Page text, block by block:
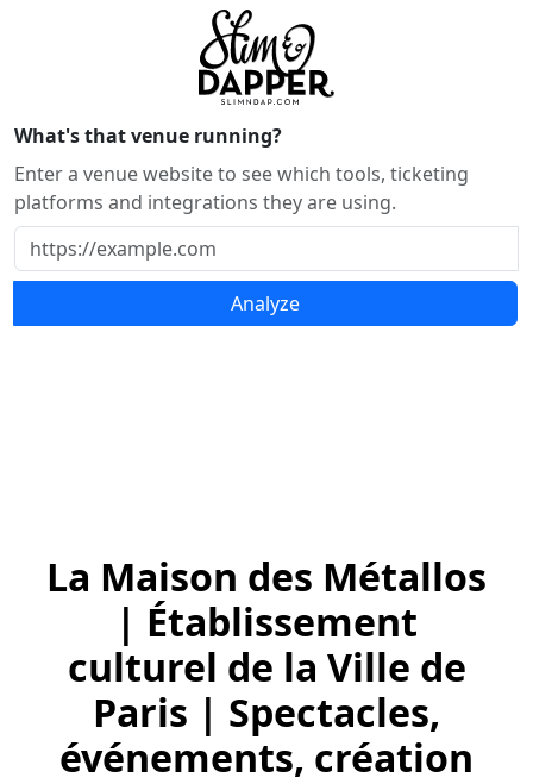
What's that venue running?
Enter a venue website to see which tools, ticketing
platforms and integrations they are using.
Analyze
La Maison des Métallos
| Établissement
culturel de la Ville de
Paris | Spectacles,
événements, création